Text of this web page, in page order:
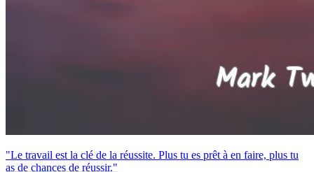
"Le travail est la clé de la réussite. Plus tu es prêt à en faire, plus tu
as de chances de réussir."